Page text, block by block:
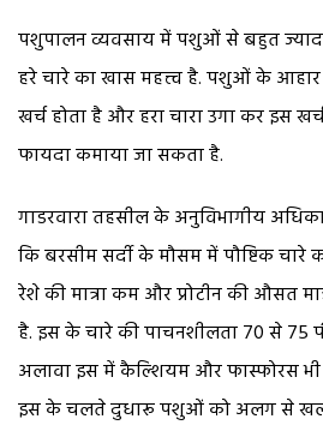
पशुपालन व्यवसाय में पशुओं से बहुत
हरे चारे का खास महत्त्व है. पशुओं के
खर्च होता है और हरा चारा उगा कर इस
फायदा कमाया जा सकता है.
गाडरवारा तहसील के अनुविभागीय
कि बरसीम सर्दी के मौसम में पौष्टिक चारे
रेशे की मात्रा कम और प्रोटीन की औसत
है. इस के चारे की पाचनशीलता 70 से 75
अलावा इस में कैल्शियम और फास्फोरस भी
इस के चलते दुधारू पशुओं को अलग से